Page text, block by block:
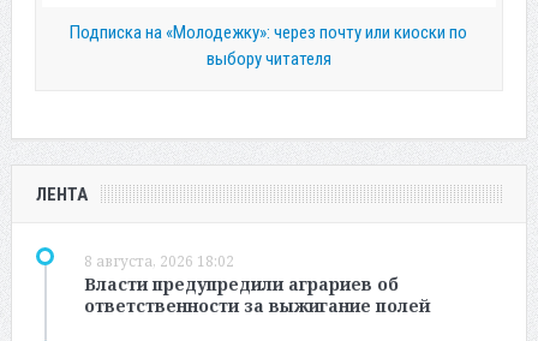
Подписка на «Молодежку»: через почту или киоски по
выбору читателя
ЛЕНТА
8 августа, 2026 18:02
Власти предупредили аграриев об
ответственности за выжигание полей